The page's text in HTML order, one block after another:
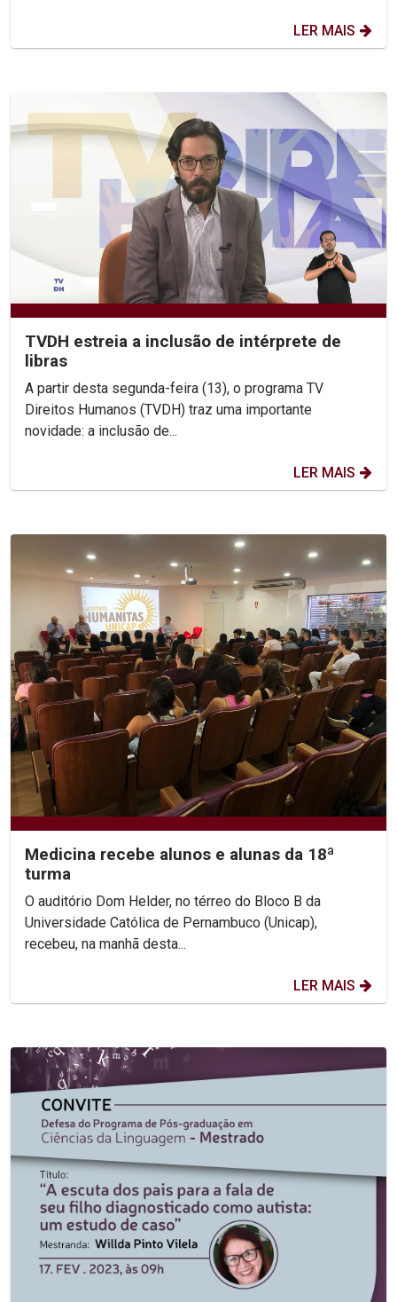
LER MAIS
TVDH estreia a inclusão de intérprete de
libras
A partir desta segunda-feira (13), o programa TV
Direitos Humanos (TVDH) traz uma importante
novidade: a inclusão de...
LER MAIS
Medicina recebe alunos e alunas da 18ª
turma
O auditório Dom Helder, no térreo do Bloco B da
Universidade Católica de Pernambuco (Unicap),
recebeu, na manhã desta...
LER MAIS